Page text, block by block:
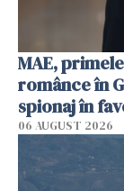
MAE,
românce în
spionaj în
06 AUGUST 2026